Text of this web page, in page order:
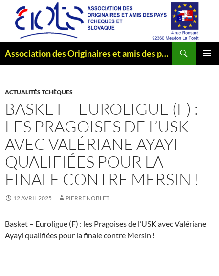
contenu
Association des Originaires et amis des pays Tchèques et Slovaque
ACTUALITÉS TCHÈQUES
BASKET – EUROLIGUE (F) :
LES PRAGOISES DE L’USK
AVEC VALÉRIANE AYAYI
QUALIFIÉES POUR LA
FINALE CONTRE MERSIN !
12 AVRIL 2025 PIERRE NOBLET
Basket – Euroligue (F) : les Pragoises de l’USK avec Valériane
Ayayi qualifiées pour la finale contre Mersin !